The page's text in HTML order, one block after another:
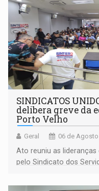
SINDICATOS
delibera greve da
Porto Velho
Geral 06 de
Ato reuniu as
pelo Sindicato dos